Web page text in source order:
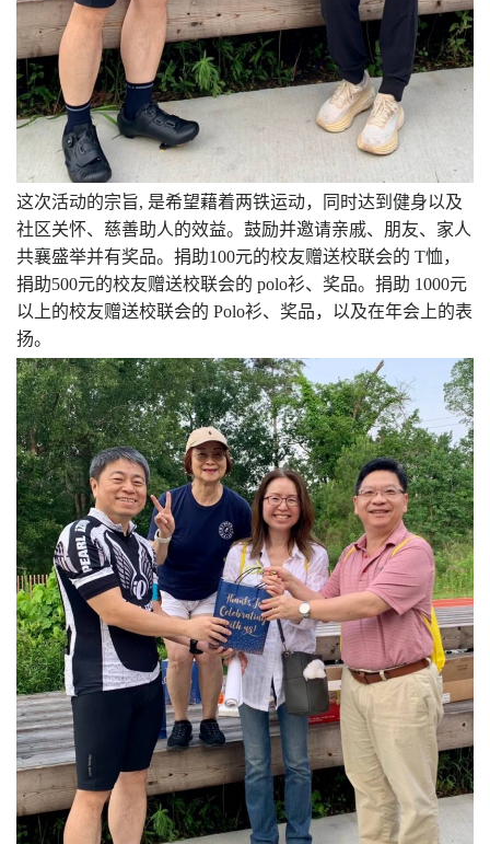
这次活动的宗旨, 是希望藉着两铁运动，同时达到健身以及
社区关怀、慈善助人的效益。鼓励并邀请亲戚、朋友、家人
共襄盛举并有奖品。捐助100元的校友赠送校联会的 T恤，
捐助500元的校友赠送校联会的 polo衫、奖品。捐助 1000元
以上的校友赠送校联会的 Polo衫、奖品，以及在年会上的表
扬。